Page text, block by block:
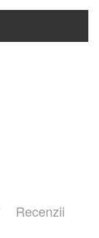
Recenzii